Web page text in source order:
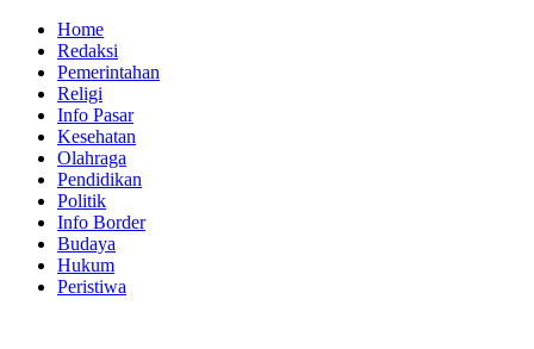
Home
Redaksi
Pemerintahan
Religi
Info Pasar
Kesehatan
Olahraga
Pendidikan
Politik
Info Border
Budaya
Hukum
Peristiwa